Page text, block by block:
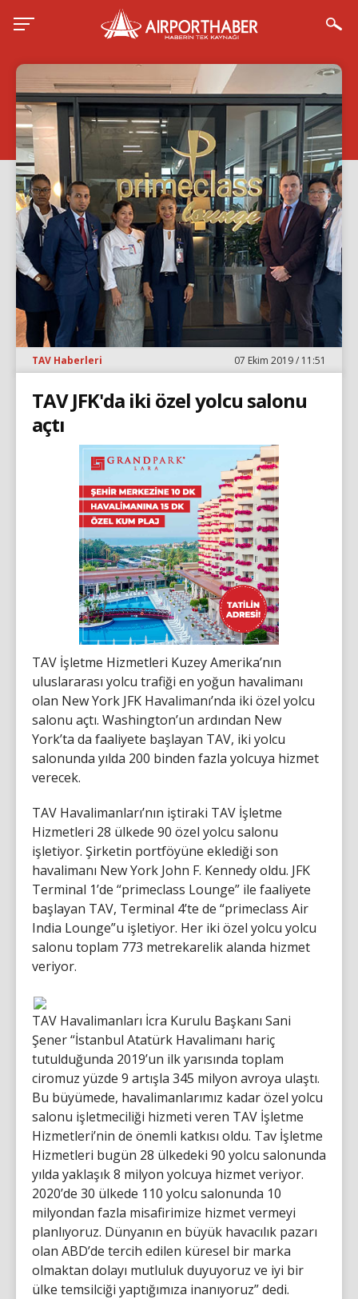
TAV Haberleri 07 Ekim 2019 / 11:51
TAV JFK'da iki özel yolcu salonu
açtı
TAV İşletme Hizmetleri Kuzey Amerika’nın
uluslararası yolcu trafiği en yoğun havalimanı
olan New York JFK Havalimanı’nda iki özel yolcu
salonu açtı. Washington’un ardından New
York’ta da faaliyete başlayan TAV, iki yolcu
salonunda yılda 200 binden fazla yolcuya hizmet
verecek.
TAV Havalimanları’nın iştiraki TAV İşletme
Hizmetleri 28 ülkede 90 özel yolcu salonu
işletiyor. Şirketin portföyüne eklediği son
havalimanı New York John F. Kennedy oldu. JFK
Terminal 1’de “primeclass Lounge” ile faaliyete
başlayan TAV, Terminal 4’te de “primeclass Air
India Lounge”u işletiyor. Her iki özel yolcu yolcu
salonu toplam 773 metrekarelik alanda hizmet
veriyor.
TAV Havalimanları İcra Kurulu Başkanı Sani
Şener “İstanbul Atatürk Havalimanı hariç
tutulduğunda 2019’un ilk yarısında toplam
ciromuz yüzde 9 artışla 345 milyon avroya ulaştı.
Bu büyümede, havalimanlarımız kadar özel yolcu
salonu işletmeciliği hizmeti veren TAV İşletme
Hizmetleri’nin de önemli katkısı oldu. Tav İşletme
Hizmetleri bugün 28 ülkedeki 90 yolcu salonunda
yılda yaklaşık 8 milyon yolcuya hizmet veriyor.
2020’de 30 ülkede 110 yolcu salonunda 10
milyondan fazla misafirimize hizmet vermeyi
planlıyoruz. Dünyanın en büyük havacılık pazarı
olan ABD’de tercih edilen küresel bir marka
olmaktan dolayı mutluluk duyuyoruz ve iyi bir
ülke temsilciği yaptığımıza inanıyoruz” dedi.